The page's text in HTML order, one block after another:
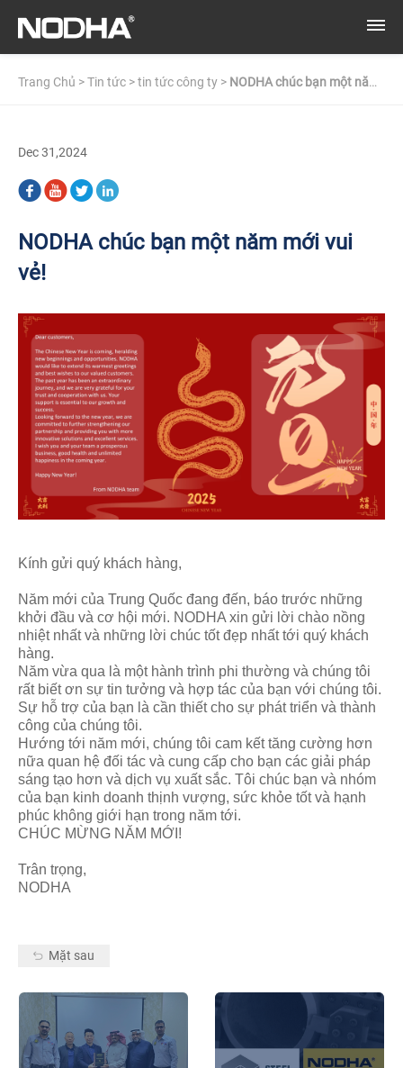
Trang Chủ >Tin tức >tin tức công ty > NODHA chúc bạn một năm
Dec 31,2024
NODHA chúc bạn một năm mới vui
vẻ!
Kính gửi quý khách hàng,
Năm mới của Trung Quốc đang đến, báo trước những
khởi đầu và cơ hội mới. NODHA xin gửi lời chào nồng
nhiệt nhất và những lời chúc tốt đẹp nhất tới quý khách
hàng.
Năm vừa qua là một hành trình phi thường và chúng tôi
rất biết ơn sự tin tưởng và hợp tác của bạn với chúng tôi.
Sự hỗ trợ của bạn là cần thiết cho sự phát triển và thành
công của chúng tôi.
Hướng tới năm mới, chúng tôi cam kết tăng cường hơn
nữa quan hệ đối tác và cung cấp cho bạn các giải pháp
sáng tạo hơn và dịch vụ xuất sắc. Tôi chúc bạn và nhóm
của bạn kinh doanh thịnh vượng, sức khỏe tốt và hạnh
phúc không giới hạn trong năm tới.
CHÚC MỪNG NĂM MỚI!
Trân trọng,
NODHA
Mặt sau